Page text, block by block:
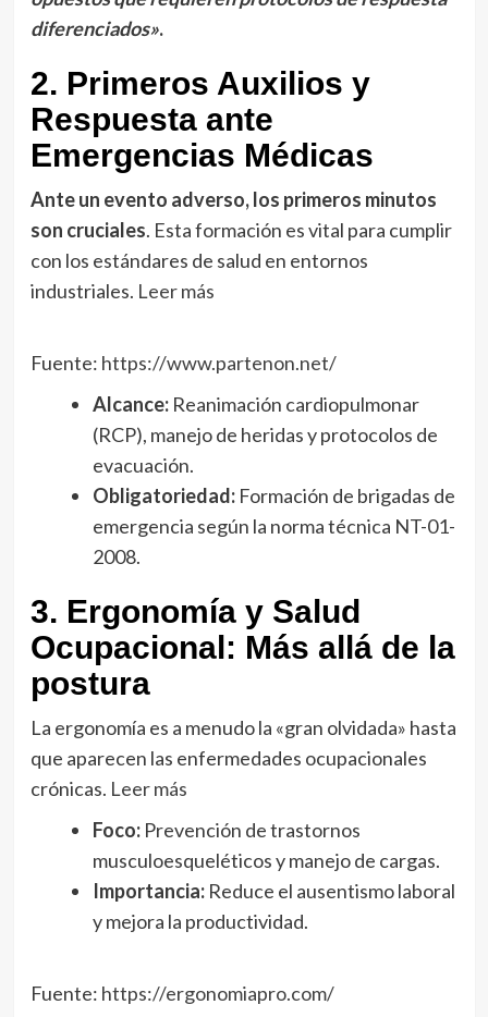
diferenciados».
2. Primeros Auxilios y
Respuesta ante
Emergencias Médicas
Ante un evento adverso, los primeros minutos
son cruciales. Esta formación es vital para cumplir
con los estándares de salud en entornos
industriales. Leer más
Fuente: https://www.partenon.net/
Alcance:Reanimación cardiopulmonar
(RCP), manejo de heridas y protocolos de
evacuación.
Obligatoriedad:Formación de brigadas de
emergencia según la norma técnica NT-01-
2008.
3. Ergonomía y Salud
Ocupacional: Más allá de la
postura
La ergonomía es a menudo la «gran olvidada» hasta
que aparecen las enfermedades ocupacionales
crónicas. Leer más
Foco:Prevención de trastornos
musculoesqueléticos y manejo de cargas.
Importancia:Reduce el ausentismo laboral
y mejora la productividad.
Fuente: https://ergonomiapro.com/